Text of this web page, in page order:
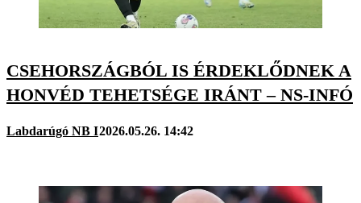
CSEHORSZÁGBÓL IS ÉRDEKLŐDNEK A
HONVÉD TEHETSÉGE IRÁNT – NS-INFÓ
Labdarúgó NB I2026.05.26. 14:42